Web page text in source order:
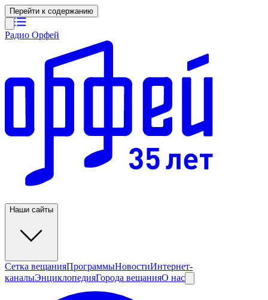
Перейти к содержанию
Радио Орфей
Наши сайты
Сетка вещанияПрограммыНовостиИнтернет-
каналыЭнциклопедияГорода вещанияО нас